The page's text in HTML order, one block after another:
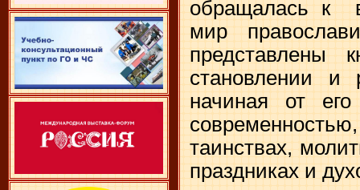
обращалась к
мир
представлены
становлении и
начиная от
таинствах,
праздниках и